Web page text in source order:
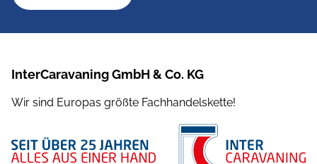
InterCaravaning GmbH & Co. KG
Wir sind Europas größte Fachhandelskette!